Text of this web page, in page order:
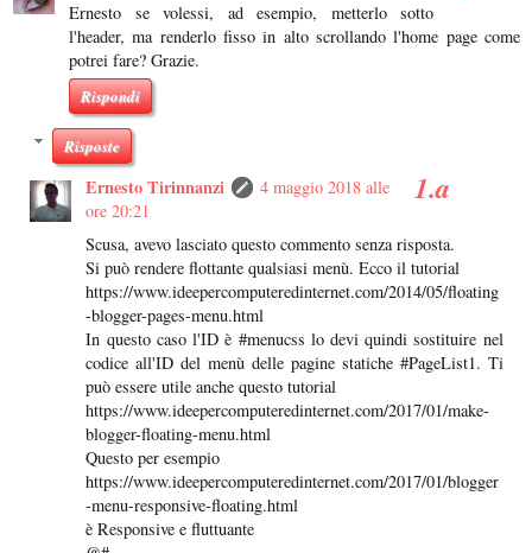
Ernesto se volessi, ad esempio, metterlo sotto
l'header, ma renderlo fisso in alto scrollando l'home page come
potrei fare? Grazie.
Rispondi
Risposte
Ernesto Tirinnanzi
4 maggio 2018 alle
ore 20:21
Scusa, avevo lasciato questo commento senza risposta.
Si può rendere flottante qualsiasi menù. Ecco il tutorial
https://www.ideepercomputeredinternet.com/2014/05/floating
-blogger-pages-menu.html
In questo caso l'ID è #menucss lo devi quindi sostituire nel
codice all'ID del menù delle pagine statiche #PageList1. Ti
può essere utile anche questo tutorial
https://www.ideepercomputeredinternet.com/2017/01/make-
blogger-floating-menu.html
Questo per esempio
https://www.ideepercomputeredinternet.com/2017/01/blogger
-menu-responsive-floating.html
è Responsive e fluttuante